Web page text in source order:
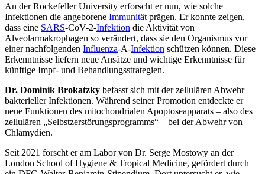
An der Rockefeller University erforscht er nun, wie solche
Infektionen die angeborene Immunität prägen. Er konnte zeigen,
dass eine SARS-CoV-2-Infektion die Aktivität von
Alveolarmakrophagen so verändert, dass sie den Organismus vor
einer nachfolgenden Influenza-A-Infektion schützen können. Diese
Erkenntnisse liefern neue Ansätze und wichtige Erkenntnisse für
künftige Impf- und Behandlungsstrategien.
Dr. Dominik Brokatzky befasst sich mit der zellulären Abwehr
bakterieller Infektionen. Während seiner Promotion entdeckte er
neue Funktionen des mitochondrialen Apoptoseapparats – also des
zellulären „Selbstzerstörungsprogramms“ – bei der Abwehr von
Chlamydien.
Seit 2021 forscht er am Labor von Dr. Serge Mostowy an der
London School of Hygiene & Tropical Medicine, gefördert durch